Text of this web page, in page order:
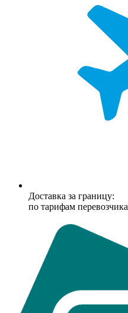
Доставка за границу:
по тарифам перевозчика